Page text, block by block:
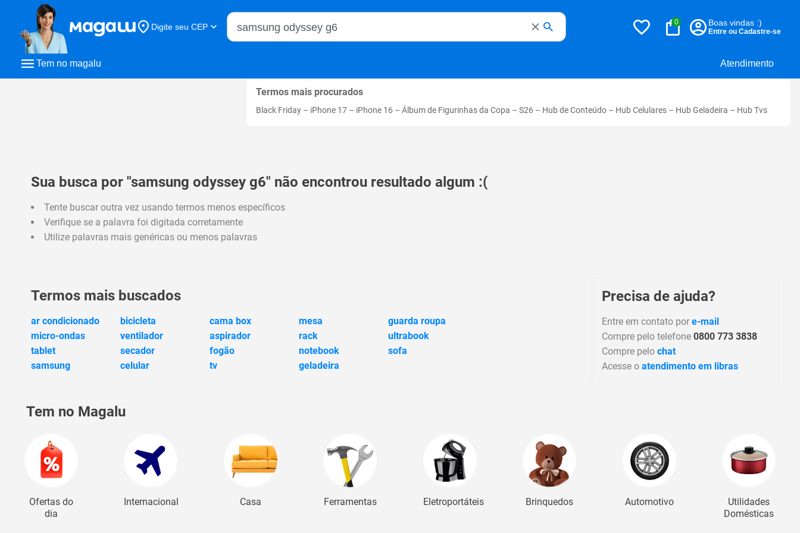
Tem no magalu Atendimento
Digite seu CEP
Buscar no Magalu
0 Boas vindas :)
Entre ou Cadastre-se
Termos mais procurados
Black Friday – iPhone 17 – iPhone 16 – Álbum de Figurinhas da Copa – S26 – Hub de Conteúdo – Hub Celulares – Hub Geladeira – Hub Tvs
Sua busca por "samsung odyssey g6" não encontrou resultado algum :(
Tente buscar outra vez usando termos menos específicos
Verifique se a palavra foi digitada corretamente
Utilize palavras mais genéricas ou menos palavras
Termos mais buscados
ar condicionado bicicleta cama box mesa
guarda roupa
micro-ondas
ventilador aspirador rack
ultrabook
tablet
secador fogão notebook
sofa
samsung
celular tv geladeira
Precisa de ajuda?
Entre em contato por e-mail
Compre pelo telefone 0800 773 3838
Compre pelo chat
Acesse o atendimento em libras
Tem no Magalu
Ofertas do
dia
Internacional Casa Ferramentas Eletroportáteis Brinquedos Automotivo
Utilidades
Domésticas